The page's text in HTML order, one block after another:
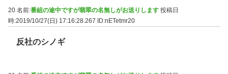
20 名前:番組の途中ですが翡翠の名無しがお送りします 投稿日
時:2019/10/27(日) 17:16:28.267
ID:nETetmr20
反社のシノギ